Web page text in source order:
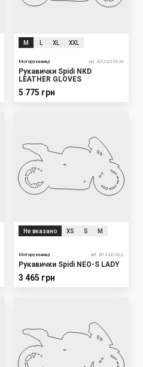
M XL XXL
Моторукавиці art. A223,026,M
Рукавички Spidi NKD
LEATHER GLOVES
5 775 грн
Не вказано XS S M
Моторукавиці art. B124,026,L
Рукавички Spidi NEO-S LADY
3 465 грн